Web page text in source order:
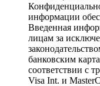
информации
Введенная
лицам за
банковским
соответствии с
Visa Int. и